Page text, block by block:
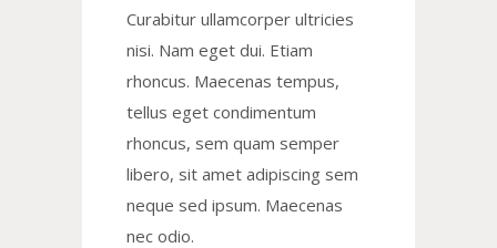
Curabitur ullamcorper ultricies
nisi. Nam eget dui. Etiam
rhoncus. Maecenas tempus,
tellus eget condimentum
rhoncus, sem quam semper
libero, sit amet adipiscing sem
neque sed ipsum. Maecenas
nec odio.